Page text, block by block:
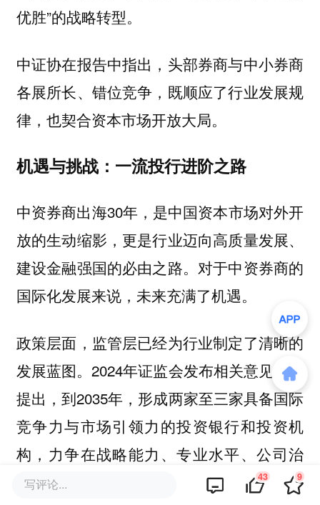
优胜”的战略转型。
中证协在报告中指出，头部券商与中小券商
各展所长、错位竞争，既顺应了行业发展规
律，也契合资本市场开放大局。
机遇与挑战：一流投行进阶之路
中资券商出海30年，是中国资本市场对外开
放的生动缩影，更是行业迈向高质量发展、
建设金融强国的必由之路。对于中资券商的
国际化发展来说，未来充满了机遇。
政策层面，监管层已经为行业制定了清晰的
发展蓝图。2024年证监会发布相关意见明确
提出，到2035年，形成两家至三家具备国际
竞争力与市场引领力的投资银行和投资机
构，力争在战略能力、专业水平、公司治
理、合规风控、人才队伍、行业文化等方面
写评论... 43 9